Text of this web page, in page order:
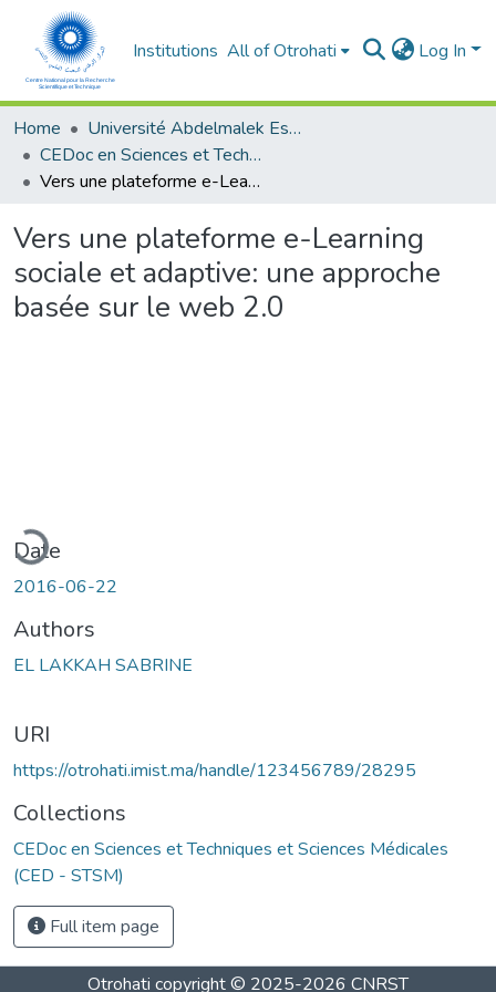
Institutions All of Otrohati Log In
Home
Université Abdelmalek Essaâdi - Tétouan
CEDoc en Sciences et Techniques et Sciences Médicales (CED - STSM)
Vers une plateforme e-Learning sociale et adaptive: une approche basée sur le web 2.0
Vers une plateforme e-Learning
sociale et adaptive: une approche
basée sur le web 2.0
Date
2016-06-22
Authors
EL LAKKAH SABRINE
URI
https://otrohati.imist.ma/handle/123456789/28295
Collections
CEDoc en Sciences et Techniques et Sciences Médicales
(CED - STSM)
Full item page
Otrohati copyright © 2025-2026 CNRST